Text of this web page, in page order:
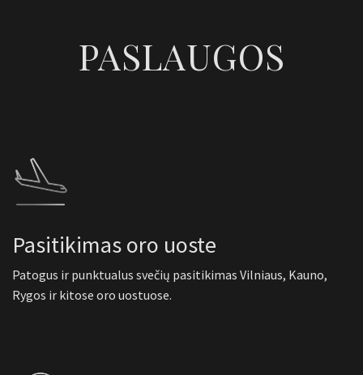
PASLAUGOS
Pasitikimas oro uoste
Patogus ir punktualus svečių pasitikimas Vilniaus, Kauno,
Rygos ir kitose oro uostuose.